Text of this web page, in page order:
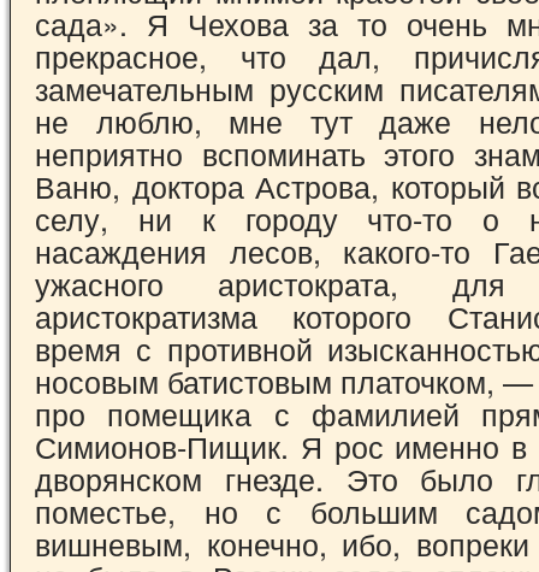
сада». Я Чехова за то очень
прекрасное, что дал,
замечательным русским
не люблю, мне тут даже
неприятно вспоминать этого
Ваню, доктора Астрова, кото­рый
селу, ни к городу что-то о
насаждения лесов, какого-то
ужасного аристократа, для
аристократизма которого
время с противной
носовым батистовым платочком,
про помещика с фамилией
Симионов-Пищик. Я рос именно в
дво­рянском гнезде. Это было
поместье, но с большим
вишневым, конечно, ибо, воп­реки